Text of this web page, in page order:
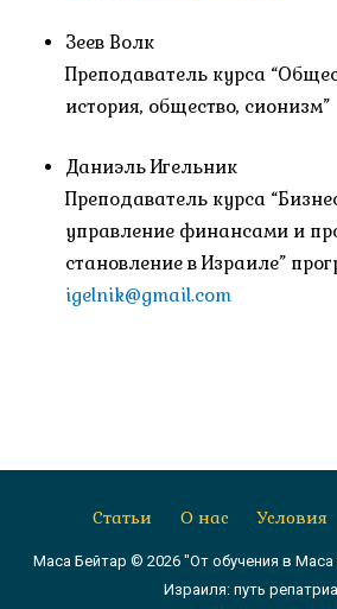
Зеев Волк
Преподаватель курса
история, общество, сионизм”
Даниэль Игельник
Преподаватель курса
управление финансами и
становление в Израиле”
igelnik@gmail.com
Статьи О нас Условия
Маса Бейтар © 2026 "От обучения в Маса
Израиля: путь